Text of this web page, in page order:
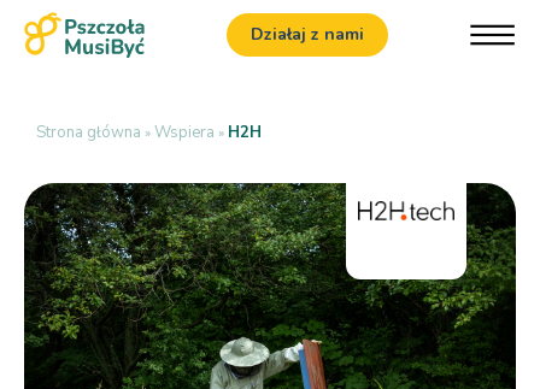
Działaj z nami
Strona główna » Wspiera » H2H